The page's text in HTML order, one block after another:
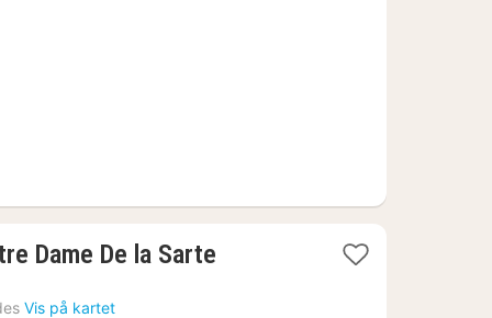
Dame De la Sarte
Vis på kartet